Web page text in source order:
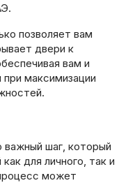
позволяет вам
двери к
вам и
максимизации
шаг, который
для личного, так и
может